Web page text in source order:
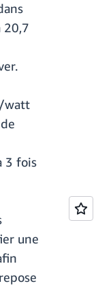
20,7
watt
3 fois
une